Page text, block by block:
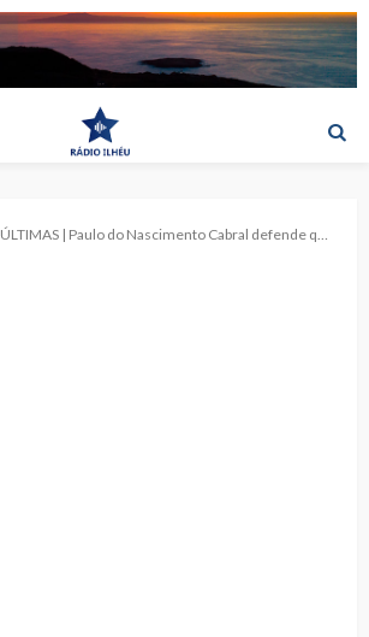
ÚLTIMAS | Paulo do Nascimento Cabral defende que o mar tem de trazer boas notícias para as comunidades costeiras